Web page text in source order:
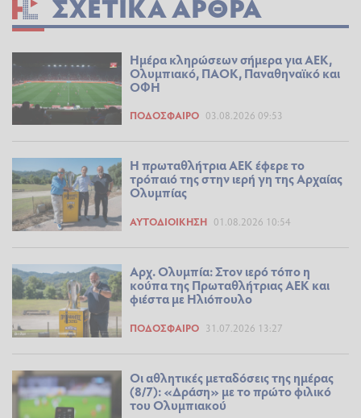
Ημέρα κληρώσεων σήμερα για ΑΕΚ,
Ολυμπιακό, ΠΑΟΚ, Παναθηναϊκό και
ΟΦΗ
ΠΟΔΌΣΦΑΙΡΟ 03.08.2026 09:53
Η πρωταθλήτρια ΑΕΚ έφερε το
τρόπαιό της στην ιερή γη της Αρχαίας
Ολυμπίας
ΑΥΤΟΔΙΟΊΚΗΣΗ 01.08.2026 10:54
Αρχ. Ολυμπία: Στον ιερό τόπο η
κούπα της Πρωταθλήτριας ΑΕΚ και
φιέστα με Ηλιόπουλο
ΠΟΔΌΣΦΑΙΡΟ 31.07.2026 13:27
Οι αθλητικές μεταδόσεις της ημέρας
(8/7): «Δράση» με το πρώτο φιλικό
του Ολυμπιακού